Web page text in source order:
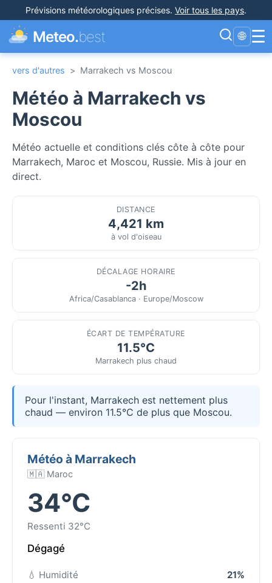
Prévisions météorologiques précises. Voir tous les pays.
Meteo.best 🌐 ☰
vers d'autres > Marrakech vs Moscou
Météo à Marrakech vs
Moscou
Météo actuelle et conditions clés côte à côte pour
Marrakech, Maroc et Moscou, Russie. Mis à jour en
direct.
DISTANCE
4,421 km
à vol d'oiseau
DÉCALAGE HORAIRE
-2h
Africa/Casablanca · Europe/Moscow
ÉCART DE TEMPÉRATURE
11.5°C
Marrakech plus chaud
Pour l'instant, Marrakech est nettement plus
chaud — environ 11.5°C de plus que Moscou.
Météo à Marrakech
🇲🇦 Maroc
34°C
Ressenti 32°C
Dégagé
💧 Humidité
21%